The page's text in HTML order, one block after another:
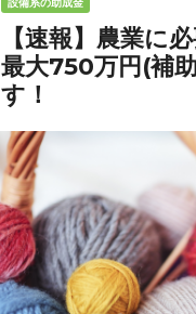
設備系の助成金
【速報】農業に
最大750万円(補
す！